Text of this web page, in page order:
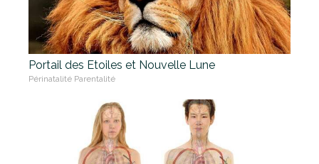
Portail des Etoiles et Nouvelle Lune
Périnatalité Parentalité